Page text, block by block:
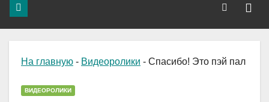
На главную - Видеоролики - Спасибо! Это пэй пал
ВИДЕОРОЛИКИ